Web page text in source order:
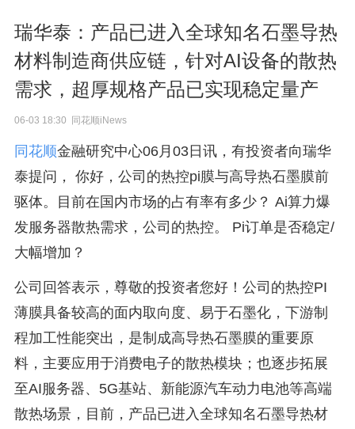
瑞华泰：产品已进入全球知名石墨导热
材料制造商供应链，针对AI设备的散热
需求，超厚规格产品已实现稳定量产
06-03 18:30 同花顺iNews
同花顺金融研究中心06月03日讯，有投资者向瑞华
泰提问， 你好，公司的热控pi膜与高导热石墨膜前
驱体。目前在国内市场的占有率有多少？ Ai算力爆
发服务器散热需求，公司的热控。 Pi订单是否稳定/
大幅增加？
公司回答表示，尊敬的投资者您好！公司的热控PI
薄膜具备较高的面内取向度、易于石墨化，下游制
程加工性能突出，是制成高导热石墨膜的重要原
料，主要应用于消费电子的散热模块；也逐步拓展
至AI服务器、5G基站、新能源汽车动力电池等高端
散热场景，目前，产品已进入全球知名石墨导热材